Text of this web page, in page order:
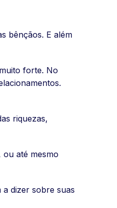
bênçãos. E além
forte. No
riquezas,
ou até mesmo
a dizer sobre suas